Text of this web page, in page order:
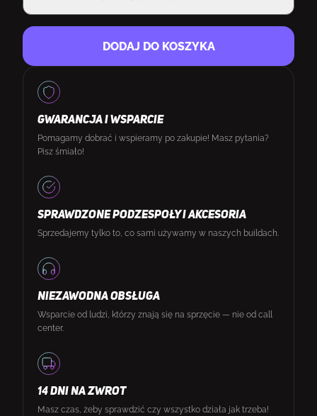
DODAJ DO KOSZYKA
GWARANCJA I WSPARCIE
Pomagamy dobrać i wspieramy po zakupie! Masz pytania?
Pisz śmiało!
SPRAWDZONE PODZESPOŁY I AKCESORIA
Sprzedajemy tylko to, co sami używamy w naszych buildach.
NIEZAWODNA OBSŁUGA
Wsparcie od ludzi, którzy znają się na sprzęcie — nie od call
center.
14 DNI NA ZWROT
Masz czas, żeby sprawdzić czy wszystko działa jak trzeba!